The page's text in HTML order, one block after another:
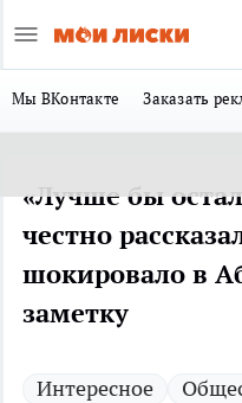
Мы ВКонтакте Заказать
«Лучше бы
честно
шокировало в
заметку
Интересное